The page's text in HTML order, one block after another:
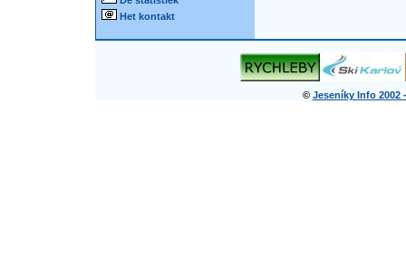
Het kontakt
© Jeseníky Info 2002